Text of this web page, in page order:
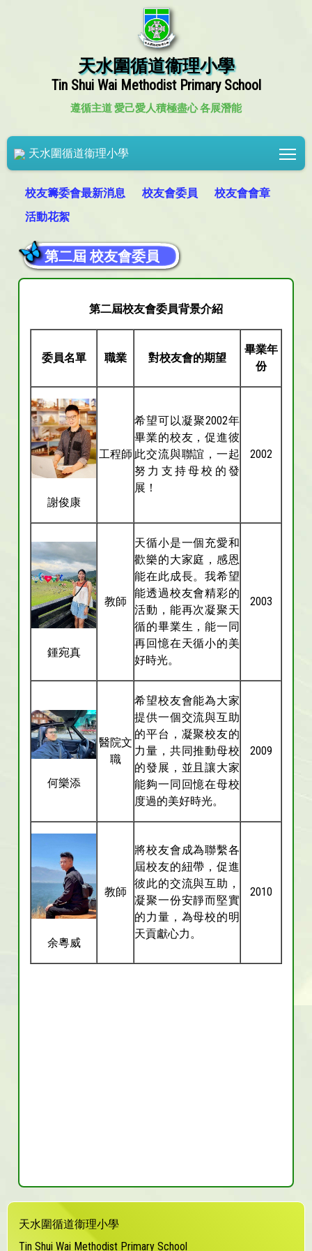
天水圍循道衞理小學
Tin Shui Wai Methodist Primary School
遵循主道 愛己愛人積極盡心 各展潛能
天水圍循道衞理小學
校友籌委會最新消息 校友會委員
校友會會章
活動花絮
第二屆 校友會委員
第二屆校友會委員背景介紹
委員名單 職業 對校友會的期望
畢業年
份
謝俊康
工程師
希望可以凝聚2002年
畢業的校友，促進彼
此交流與聯誼，一起
努力支持母校的發
展！
2002
鍾宛真
教師
天循小是一個充愛和
歡樂的大家庭，感恩
能在此成長。我希望
能透過校友會精彩的
活動，能再次凝聚天
循的畢業生，能一同
再回憶在天循小的美
好時光。
2003
何樂添
醫院文
職
希望校友會能為大家
提供一個交流與互助
的平台，凝聚校友的
力量，共同推動母校
的發展，並且讓大家
能夠一同回憶在母校
度過的美好時光。
2009
余粵威
教師
將校友會成為聯繫各
屆校友的紐帶，促進
彼此的交流與互助，
凝聚一份安靜而堅實
的力量，為母校的明
天貢獻心力。
2010
天水圍循道衞理小學
Tin Shui Wai Methodist Primary School